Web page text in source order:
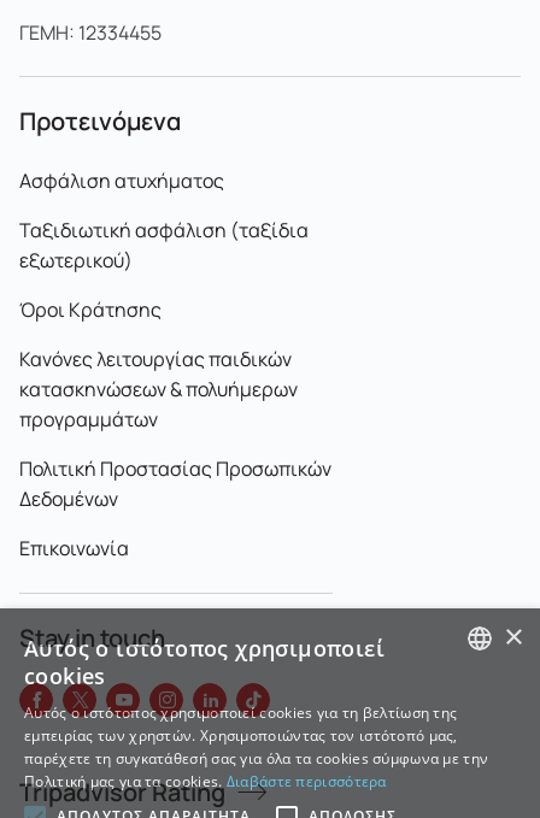
ΓΕΜΗ: 12334455
Προτεινόμενα
Ασφάλιση ατυχήματος
Ταξιδιωτική ασφάλιση (ταξίδια
εξωτερικού)
Όροι Κράτησης
Κανόνες λειτουργίας παιδικών
κατασκηνώσεων & πολυήμερων
προγραμμάτων
Πολιτική Προστασίας Προσωπικών
Δεδομένων
Επικοινωνία
Stay in touch
Tripadvisor Rating
ENGLISH
×
Αυτός ο ιστότοπος χρησιμοποιεί
cookies
Αυτός ο ιστότοπος χρησιμοποιεί cookies για τη βελτίωση της
εμπειρίας των χρηστών. Χρησιμοποιώντας τον ιστότοπό μας,
παρέχετε τη συγκατάθεσή σας για όλα τα cookies σύμφωνα με την
Πολιτική μας για τα cookies. Διαβάστε περισσότερα